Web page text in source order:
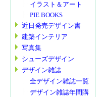
イラスト＆アート
PIE BOOKS
近日発売デザイン書
建築インテリア
写真集
シューズデザイン
デザイン雑誌
全デザイン雑誌一覧
デザイン雑誌年間購